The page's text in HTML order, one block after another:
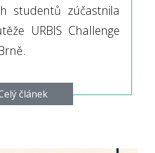
studentů zúčastnila
URBIS Challenge
článek